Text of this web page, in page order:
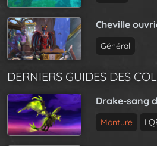
Cheville
Général
DERNIERS GUIDES DES
Drake-sang
Monture